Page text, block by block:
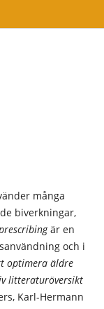
många
biverkningar,
är en
och i
optimera äldre
litteraturöversikt
Karl-Hermann